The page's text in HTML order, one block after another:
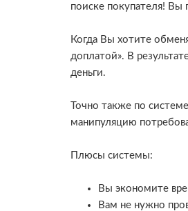
поиске покупателя! Вы
Когда Вы хотите
доплатой». В
деньги.
Точно также по
манипуляцию
Плюсы системы:
Вы экономите
Вам не нужно